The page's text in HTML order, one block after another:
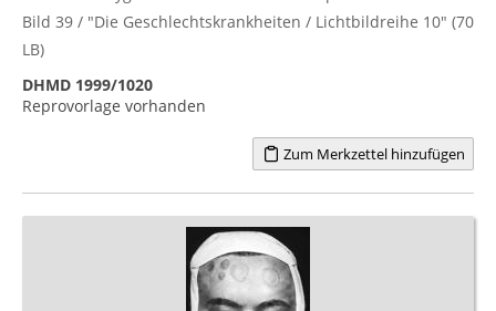
Bild 39 / "Die Geschlechtskrankheiten / Lichtbildreihe 10" (70
LB)
DHMD 1999/1020
Reprovorlage vorhanden
Zum Merkzettel hinzufügen